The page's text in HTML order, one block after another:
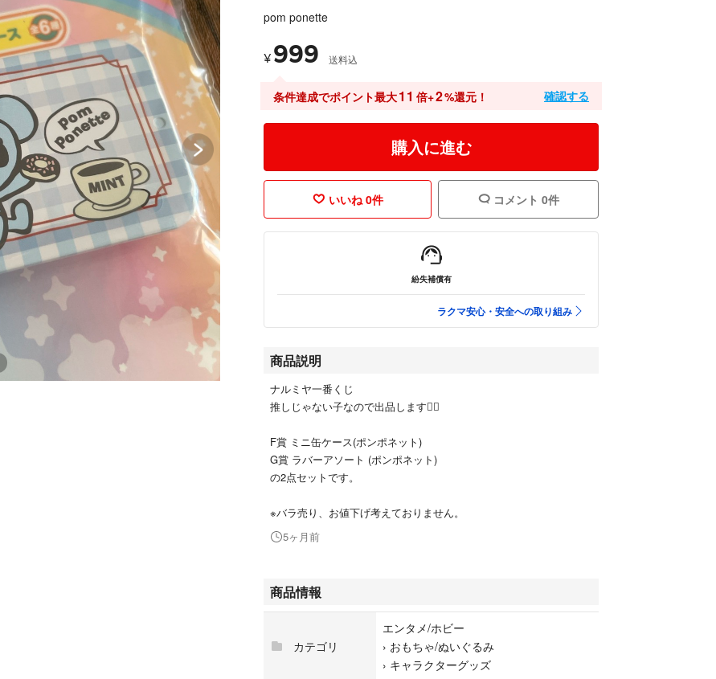
pom ponette
¥ 999 送料込
条件達成でポイント最大11 倍+2%還元！ 確認する
購入に進む
いいね 0件 コメント 0件
紛失補償有
ラクマ安心・安全への取り組み
商品説明
ナルミヤ一番くじ
推しじゃない子なので出品します🙂‍↕️
F賞 ミニ缶ケース(ポンポネット)
G賞 ラバーアソート (ポンポネット)
の2点セットです。
※バラ売り、お値下げ考えておりません。
5ヶ月前
商品情報
カテゴリ
エンタメ/ホビー
› おもちゃ/ぬいぐるみ
› キャラクターグッズ